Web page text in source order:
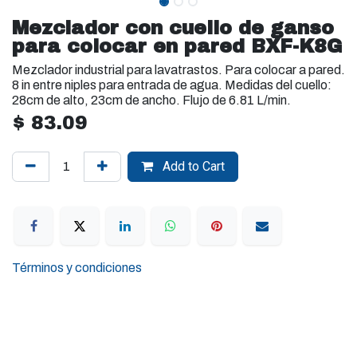
Mezclador con cuello de ganso
para colocar en pared BXF-K8G
Mezclador industrial para lavatrastos. Para colocar a pared.
8 in entre niples para entrada de agua. Medidas del cuello:
28cm de alto, 23cm de ancho. Flujo de 6.81 L/min.
$ 83.09
Add to Cart
Términos y condiciones